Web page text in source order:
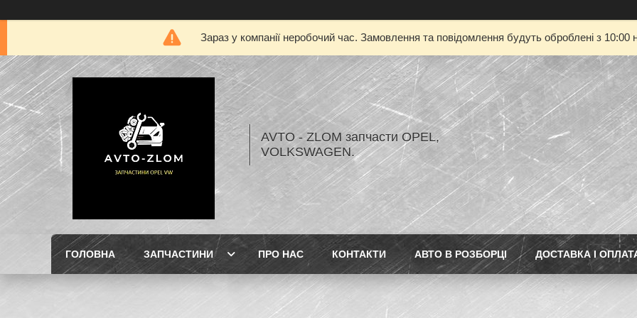
Зараз у компанії неробочий час. Замовлення та повідомлення будуть оброблені з
AVTO - ZLOM запчасти OPEL,
VOLKSWAGEN.
ГОЛОВНА ЗАПЧАСТИНИ ПРО НАС КОНТАКТИ АВТО В РОЗБОРЦІ ДОСТАВКА І